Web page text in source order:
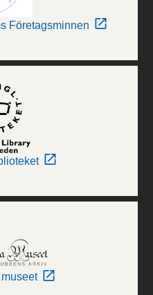
Företagsminnen